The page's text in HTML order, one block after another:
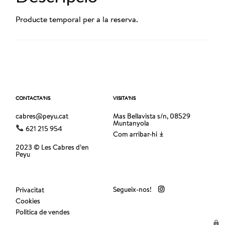
Producte temporal per a la reserva.
CONTACTA’NS
cabres@peyu.cat
621 215 954
2023 © Les Cabres d’en
Peyu
VISITA’NS
Mas Bellavista s/n, 08529
Muntanyola
Com arribar-hi
Privacitat
Cookies
Política de vendes
Segueix-nos!
lock